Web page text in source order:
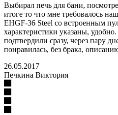
Выбирал печь для бани,
итоге то что мне требовалось
EHGF-36 Steel со встроенным
характеристики указаны,
подтвердили сразу, через пару
понравилась, без брака,
26.05.2017
Печкина Виктория